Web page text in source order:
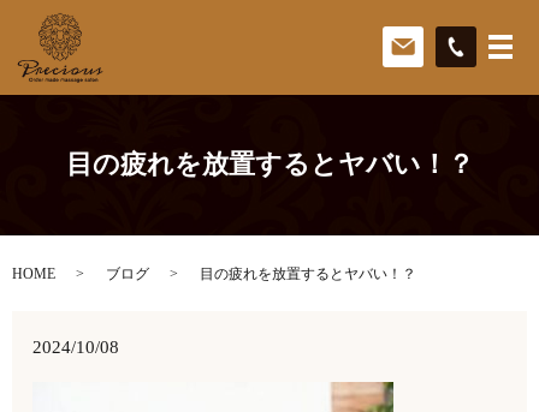
目の疲れを放置するとヤバい！？
HOME ブログ 目の疲れを放置するとヤバい！？
2024/10/08